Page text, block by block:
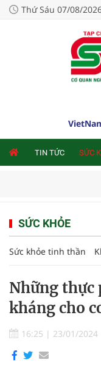
Thứ Sáu 07/08/
TIN TỨC SỨC
SỨC KHỎE
Sức khỏe tinh thần
Những thực
kháng cho
16:25 | 23/01/2024